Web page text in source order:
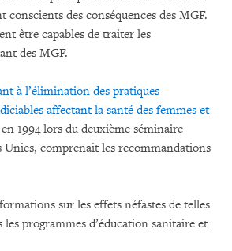
conscients des conséquences des MGF.
être capables de traiter les
des MGF.
à l’élimination des pratiques
affectant la santé des femmes et
1994 lors du deuxième séminaire
Unies, comprenait les recommandations
sur les effets néfastes de telles
les programmes d’éducation sanitaire et